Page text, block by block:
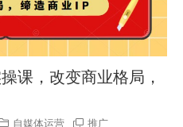
课，改变商业格局，
自媒体运营 推广